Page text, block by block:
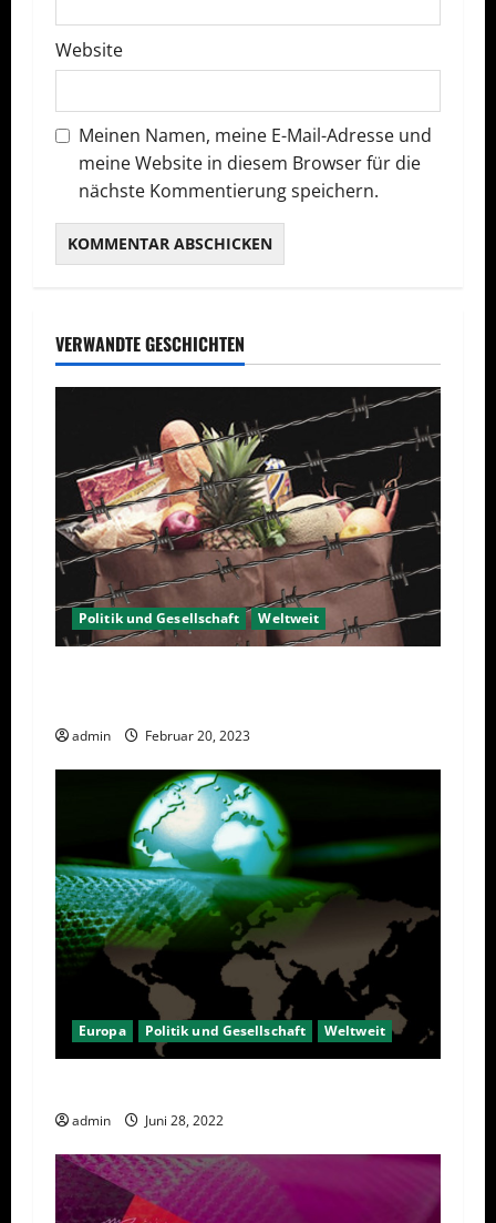
n
Website
Meinen Namen, meine E-Mail-Adresse und
meine Website in diesem Browser für die
nächste Kommentierung speichern.
VERWANDTE GESCHICHTEN
Politik und Gesellschaft Weltweit
admin Februar 20, 2023
Europa Politik und Gesellschaft Weltweit
admin Juni 28, 2022